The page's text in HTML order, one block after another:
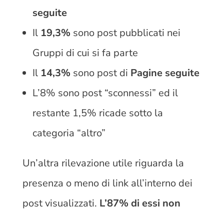
seguite
Il 19,3% sono post pubblicati nei
Gruppi di cui si fa parte
Il 14,3% sono post di Pagine seguite
L’8% sono post “sconnessi” ed il
restante 1,5% ricade sotto la
categoria “altro”
Un’altra rilevazione utile riguarda la
presenza o meno di link all’interno dei
post visualizzati. L’87% di essi non